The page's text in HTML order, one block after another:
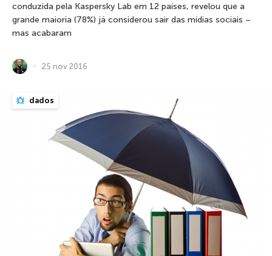
conduzida pela Kaspersky Lab em 12 países, revelou que a
grande maioria (78%) já considerou sair das mídias sociais –
mas acabaram
25 nov 2016
dados